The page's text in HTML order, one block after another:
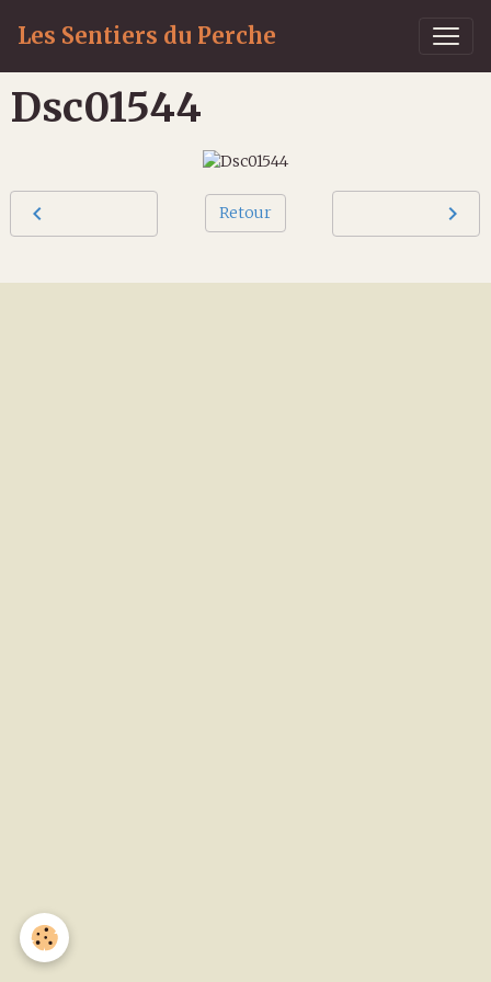
Les Sentiers du Perche
Dsc01544
Retour